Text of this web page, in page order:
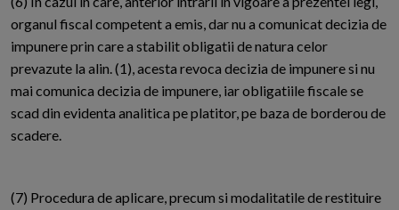
organul fiscal competent a emis, dar nu a comunicat decizia de
impunere prin care a stabilit obligatii de natura celor
prevazute la alin. (1), acesta revoca decizia de impunere si nu
mai comunica decizia de impunere, iar obligatiile fiscale se
scad din evidenta analitica pe platitor, pe baza de borderou de
scadere.
(7) Procedura de aplicare, precum si modalitatile de restituire